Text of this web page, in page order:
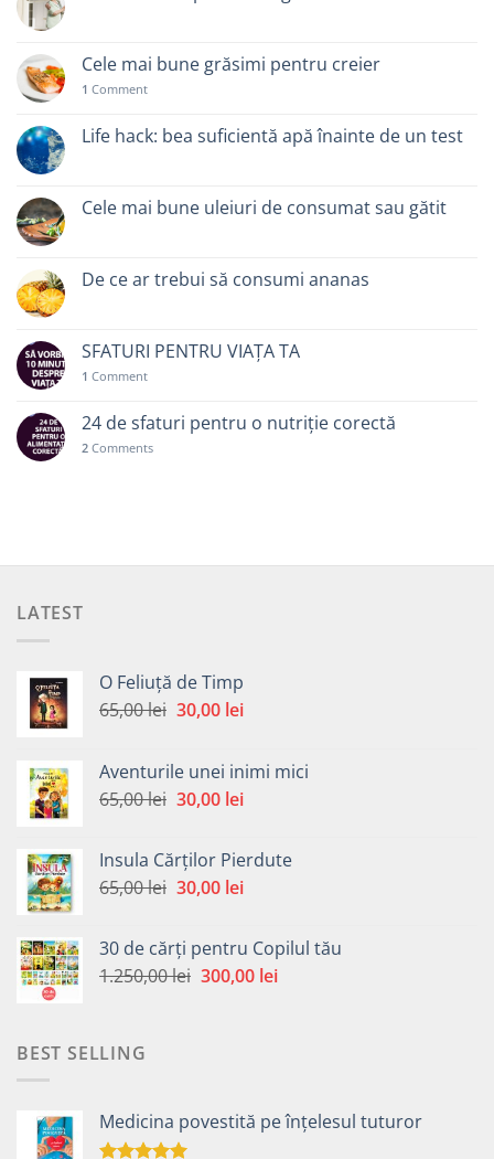
Cele mai bune grăsimi pentru creier
1 Comment
Life hack: bea suficientă apă înainte de un test
Cele mai bune uleiuri de consumat sau gătit
De ce ar trebui să consumi ananas
SFATURI PENTRU VIAȚA TA
1 Comment
24 de sfaturi pentru o nutriție corectă
2 Comments
LATEST
O Feliuță de Timp
65,00lei Prețul
fost:
65,00 lei.
30,00 leiPrețul
30,00 lei.
Aventurile unei inimi mici
65,00lei Prețul
fost:
65,00 lei.
30,00 leiPrețul
30,00 lei.
Insula Cărților Pierdute
65,00lei Prețul
fost:
65,00 lei.
30,00 leiPrețul
30,00 lei.
30 de cărți pentru Copilul tău
1.250,00lei Prețul
300,00 leiPrețul
BEST SELLING
Medicina povestită pe înțelesul tuturor